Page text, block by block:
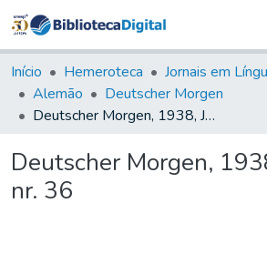
&
Coleções
Tudo na
Biblioteca
Estatísticas
Início Hemeroteca
Alemão
Deutscher Morgen
Deutscher Morgen, 1938, Jahrg. 7, nr. 36
Deutscher Morgen,
nr. 36